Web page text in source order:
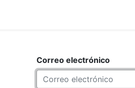
Correo electrónico